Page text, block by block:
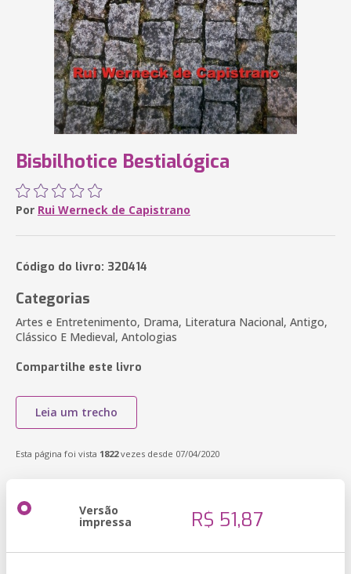
Bisbilhotice Bestialógica
Por Rui Werneck de Capistrano
Código do livro: 320414
Categorias
Artes e Entretenimento, Drama, Literatura Nacional, Antigo,
Clássico E Medieval, Antologias
Compartilhe este livro
Leia um trecho
Esta página foi vista 1822vezes desde 07/04/2020
Versão
impressa R$ 51,87